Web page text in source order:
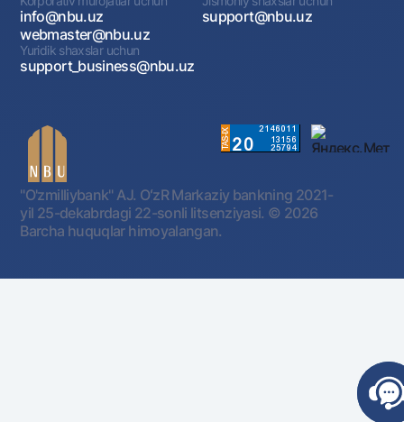
info@nbu.uz
webmaster@nbu.uz
support@nbu.uz
Yuridik shaxslar uchun
support_business@nbu.uz
"O'zmilliybank" AJ. OʻzR Markaziy bankning 2021-
yil 25-dekabrdagi 22-sonli litsenziyasi. © 2026
Barcha huquqlar himoyalangan.